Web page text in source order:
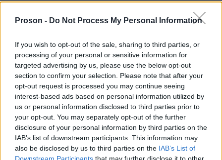
Proson - Do Not Process My Personal Information
If you wish to opt-out of the sale, sharing to third parties, or
processing of your personal or sensitive information for
targeted advertising by us, please use the below opt-out
section to confirm your selection. Please note that after your
opt-out request is processed you may continue seeing
interest-based ads based on personal information utilized by
us or personal information disclosed to third parties prior to
your opt-out. You may separately opt-out of the further
disclosure of your personal information by third parties on the
IAB’s list of downstream participants. This information may
also be disclosed by us to third parties on the IAB’s List of
έχουν δηλώσει οι συνταξιούχοι.
Μπορείτε να μείνετε ενημερωμένοι για τις
πληρωμές συντάξεων μέσα από τον επίσημο
ιστότοπο του e-ΕΦΚΑ, καθώς και από
ανακοινώσεις στις τράπεζες.
ΑΣΕΠ: Πιστοποίηση Αγγλικών σε
μόνο 2 ημέρες στα χέρια σας